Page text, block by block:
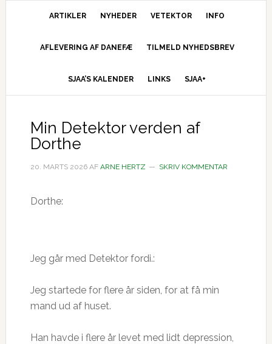
ARTIKLER NYHEDER VETEKTOR INFO
AFLEVERING AF DANEFÆ TILMELD NYHEDSBREV
SJAA’S KALENDER LINKS SJAA+
Min Detektor verden af
Dorthe
20. MARTS 2026AF ARNE HERTZ SKRIV KOMMENTAR
Dorthe:
Jeg går med Detektor fordi.:
Jeg startede for flere år siden, for at få min
mand ud af huset.
Han havde i flere år levet med lidt depression,